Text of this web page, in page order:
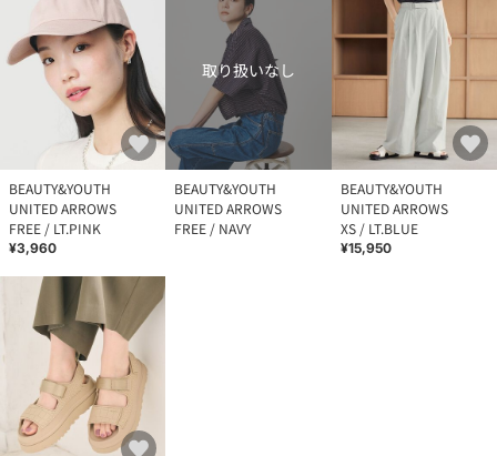
BEAUTY&YOUTH
UNITED ARROWS
FREE / LT.PINK
¥3,960
取り扱いなし
BEAUTY&YOUTH
UNITED ARROWS
FREE / NAVY
BEAUTY&YOUTH
UNITED ARROWS
XS / LT.BLUE
¥15,950